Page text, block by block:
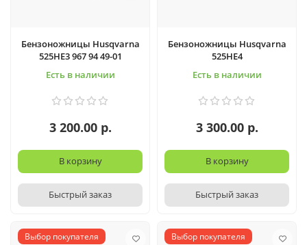
Бензоножницы Husqvarna
525HE3 967 94 49-01
Есть в наличии
3 200.00 р.
В корзину
Быстрый заказ
Бензоножницы Husqvarna
525HE4
Есть в наличии
3 300.00 р.
В корзину
Быстрый заказ
Выбор покупателя Выбор покупателя